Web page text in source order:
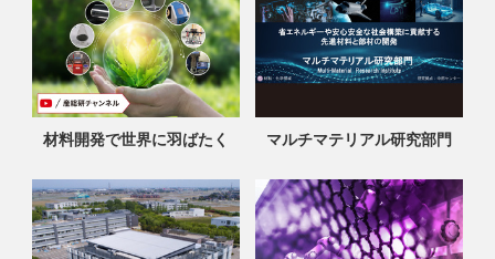
材料開発で世界に羽ばたく マルチマテリアル研究部門